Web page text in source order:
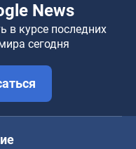
News
в курсе последних
сегодня